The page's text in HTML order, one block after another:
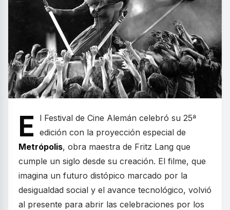
E
l Festival de Cine Alemán celebró su 25ª
edición con la proyección especial de
Metrópolis, obra maestra de Fritz Lang que
cumple un siglo desde su creación. El filme, que
imagina un futuro distópico marcado por la
desigualdad social y el avance tecnológico, volvió
al presente para abrir las celebraciones por los